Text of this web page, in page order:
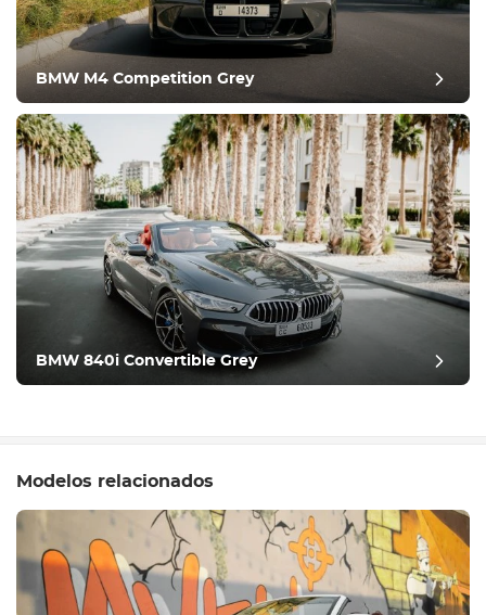
BMW M4 Competition Grey
BMW 840i Convertible Grey
Modelos relacionados